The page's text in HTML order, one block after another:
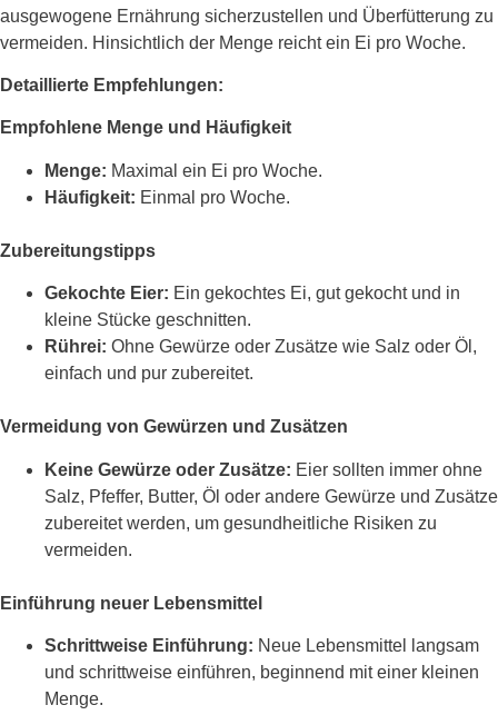
ausgewogene Ernährung sicherzustellen und Überfütterung zu
vermeiden. Hinsichtlich der Menge reicht ein Ei pro Woche.
Detaillierte Empfehlungen:
Empfohlene Menge und Häufigkeit
Menge: Maximal ein Ei pro Woche.
Häufigkeit: Einmal pro Woche.
Zubereitungstipps
Gekochte Eier: Ein gekochtes Ei, gut gekocht und in
kleine Stücke geschnitten.
Rührei: Ohne Gewürze oder Zusätze wie Salz oder Öl,
einfach und pur zubereitet.
Vermeidung von Gewürzen und Zusätzen
Keine Gewürze oder Zusätze: Eier sollten immer ohne
Salz, Pfeffer, Butter, Öl oder andere Gewürze und Zusätze
zubereitet werden, um gesundheitliche Risiken zu
vermeiden.
Einführung neuer Lebensmittel
Schrittweise Einführung: Neue Lebensmittel langsam
und schrittweise einführen, beginnend mit einer kleinen
Menge.